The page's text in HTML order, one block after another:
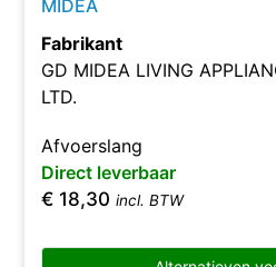
MIDEA
Fabrikant
GD MIDEA LIVING
LTD.
Afvoerslang
Direct leverbaar
€ 18,30 incl. BTW